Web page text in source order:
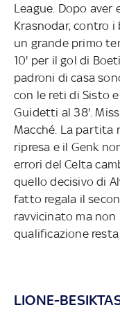
League. Dopo
Krasnodar, contro i
un grande primo
10' per il gol di
padroni di casa
con le reti di Sisto
Guidetti al 38'.
Macché. La partita
ripresa e il Genk
errori del Celta
quello decisivo di
fatto regala il
ravvicinato ma
qualificazione
LIONE-